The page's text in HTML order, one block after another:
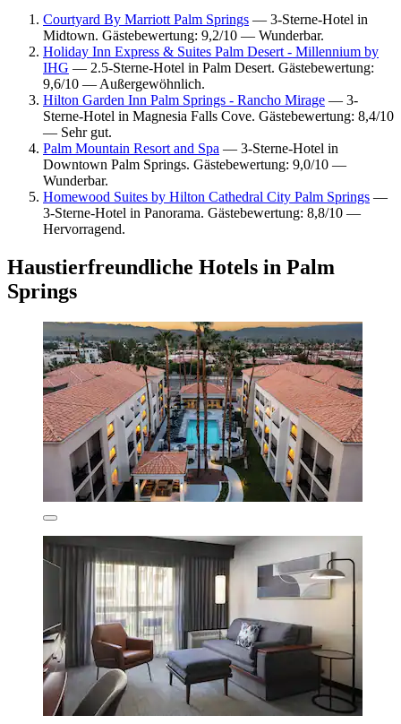
Courtyard By Marriott Palm Springs — 3-Sterne-Hotel in
Midtown. Gästebewertung: 9,2/10 — Wunderbar.
Holiday Inn Express & Suites Palm Desert - Millennium by
IHG — 2.5-Sterne-Hotel in Palm Desert. Gästebewertung:
9,6/10 — Außergewöhnlich.
Hilton Garden Inn Palm Springs - Rancho Mirage — 3-
Sterne-Hotel in Magnesia Falls Cove. Gästebewertung: 8,4/10
— Sehr gut.
Palm Mountain Resort and Spa — 3-Sterne-Hotel in
Downtown Palm Springs. Gästebewertung: 9,0/10 —
Wunderbar.
Homewood Suites by Hilton Cathedral City Palm Springs —
3-Sterne-Hotel in Panorama. Gästebewertung: 8,8/10 —
Hervorragend.
Haustierfreundliche Hotels in Palm
Springs